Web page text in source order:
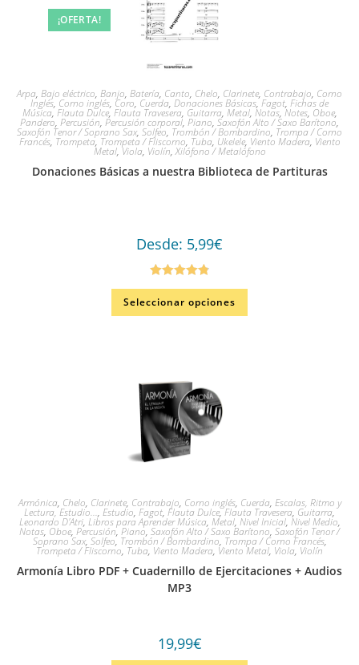
¡OFERTA!
Arpa, Bajo eléctrico, Banjo, Batería, Canto, Chelo, Clarinete, Contrabajo, Corno
Inglés, Corno inglés, Coro, Cuerda, Donaciones Básicas,Fagot, Fichas de
Música,Flauta Dulce, Flauta Travesera, Guitarra, Metal, Notas, Notes, Oboe,
Pandero, Percusión, Percusión corporal, Piano, Saxofón Alto / Saxo Barítono,
Saxofón Tenor / Soprano Sax, Solfeo, Trombón / Bombardino, Trompa / Corno
Francés, Trompeta, Trompeta / Fliscorno, Tuba, Ukelele, Viento Madera, Viento
Metal, Viola, Violín,Xilófono / Metalófono
Donaciones Básicas a nuestra Biblioteca de Partituras
Desde: 5,99€
Valorado en
4.86de 5
Seleccionar opciones
Armónica, Chelo, Clarinete, Contrabajo, Corno inglés, Cuerda, Escalas, Ritmo y
Lectura, Estudio..., Estudio, Fagot, Flauta Dulce,Flauta Travesera, Guitarra,
Leonardo D'Atri, Libros para Aprender Música, Metal, Nivel Inicial, Nivel Medio,
Notas, Oboe, Percusión, Piano, Saxofón Alto / Saxo Barítono, Saxofón Tenor /
Soprano Sax, Solfeo, Trombón / Bombardino, Trompa / Corno Francés,
Trompeta / Fliscorno, Tuba, Viento Madera, Viento Metal, Viola, Violín
Armonía Libro PDF + Cuadernillo de Ejercitaciones + Audios
MP3
19,99€